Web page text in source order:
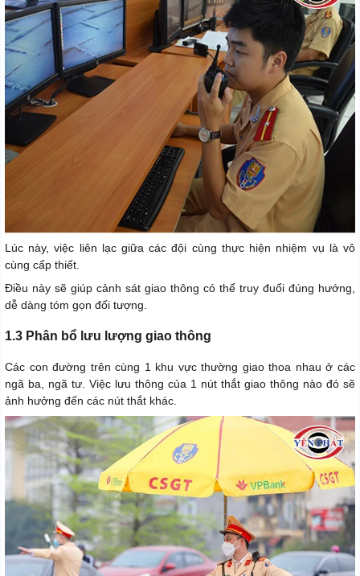
Lúc này, việc liên lạc giữa các đội cùng thực hiện nhiệm vụ là vô
cùng cấp thiết.
Điều này sẽ giúp cảnh sát giao thông có thể truy đuổi đúng hướng,
dễ dàng tóm gọn đối tượng.
1.3 Phân bổ lưu lượng giao thông
Các con đường trên cùng 1 khu vực thường giao thoa nhau ở các
ngã ba, ngã tư. Việc lưu thông của 1 nút thắt giao thông nào đó sẽ
ảnh hưởng đến các nút thắt khác.